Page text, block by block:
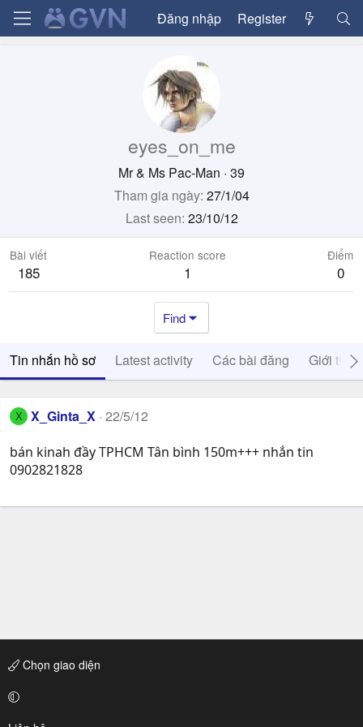
Đăng nhập Register
eyes_on_me
Mr & Ms Pac-Man · 39
Tham gia ngày 27/1/04
Last seen 23/10/12
Bài viết
185
Reaction score
1
Điểm
0
Find
Tin nhắn hồ sơ Latest activity Các bài đăng Giới thiệu
X X_Ginta_X 22/5/12
bán kinah đầy TPHCM Tân bình 150m+++ nhắn tin
0902821828
Chọn giao diện